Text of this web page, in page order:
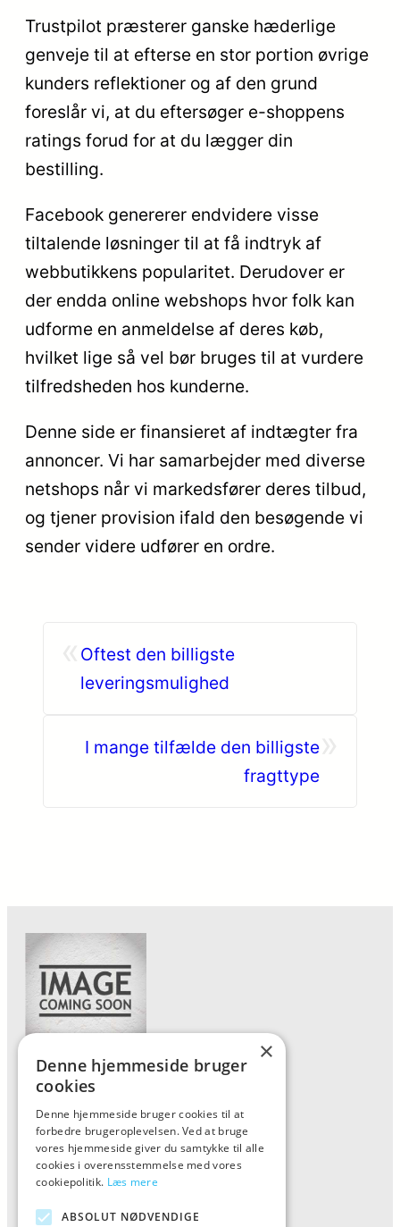
Trustpilot præsterer ganske hæderlige
genveje til at efterse en stor portion øvrige
kunders reflektioner og af den grund
foreslår vi, at du eftersøger e-shoppens
ratings forud for at du lægger din
bestilling.
Facebook genererer endvidere visse
tiltalende løsninger til at få indtryk af
webbutikkens popularitet. Derudover er
der endda online webshops hvor folk kan
udforme en anmeldelse af deres køb,
hvilket lige så vel bør bruges til at vurdere
tilfredsheden hos kunderne.
Denne side er finansieret af indtægter fra
annoncer. Vi har samarbejder med diverse
netshops når vi markedsfører deres tilbud,
og tjener provision ifald den besøgende vi
sender videre udfører en ordre.
Oftest den billigste
leveringsmulighed
I mange tilfælde den billigste
fragttype
Forside
Vis alle produkter
Kontakt
Oversigt artikler
×
Denne hjemmeside bruger
cookies
Denne hjemmeside bruger cookies til at
forbedre brugeroplevelsen. Ved at bruge
vores hjemmeside giver du samtykke til alle
cookies i overensstemmelse med vores
cookiepolitik. Læs mere
ABSOLUT NØDVENDIGE